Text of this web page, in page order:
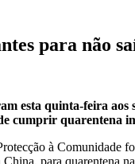
para não
esta quinta-feira
cumprir quarentena
à Comunidade
para quarentena